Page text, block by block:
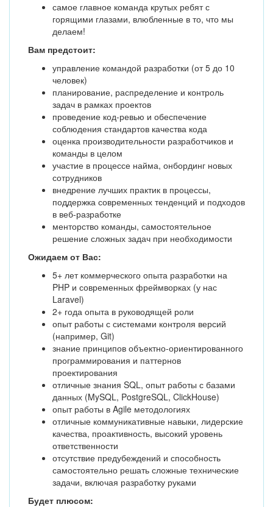
самое главное команда крутых ребят с
горящими глазами, влюбленные в то, что мы
делаем!
Вам предстоит:
управление командой разработки (от 5 до 10
человек)
планирование, распределение и контроль
задач в рамках проектов
проведение код-ревью и обеспечение
соблюдения стандартов качества кода
оценка производительности разработчиков и
команды в целом
участие в процессе найма, онбординг новых
сотрудников
внедрение лучших практик в процессы,
поддержка современных тенденций и подходов
в веб-разработке
менторство команды, самостоятельное
решение сложных задач при необходимости
Ожидаем от Вас:
5+ лет коммерческого опыта разработки на
PHP и современных фреймворках (у нас
Laravel)
2+ года опыта в руководящей роли
опыт работы с системами контроля версий
(например, Git)
знание принципов объектно-ориентированного
программирования и паттернов
проектирования
отличные знания SQL, опыт работы с базами
данных (MySQL, PostgreSQL, ClickHouse)
опыт работы в Agile методологиях
отличные коммуникативные навыки, лидерские
качества, проактивность, высокий уровень
ответственности
отсутствие предубеждений и способность
самостоятельно решать сложные технические
задачи, включая разработку руками
Будет плюсом: